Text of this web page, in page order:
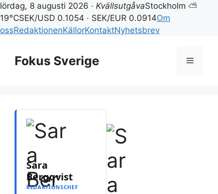
lördag, 8 augusti 2026 · KvällsutgåvaStockholm ⛅
19°CSEK/USD 0.1054 · SEK/EUR 0.0914Om
ossRedaktionenKällorKontaktNyhetsbrev
innehållFokus Sverige Meny
Sara
Bergqvist
REDAKTIONSCHEF